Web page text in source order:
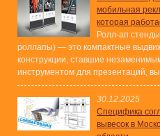
мобильная
которая
Ролл-ап
роллапы) — это компактные
конструкции, ставшие
инструментом для презентаций,
30.12.2025
Специфика
вывесок в